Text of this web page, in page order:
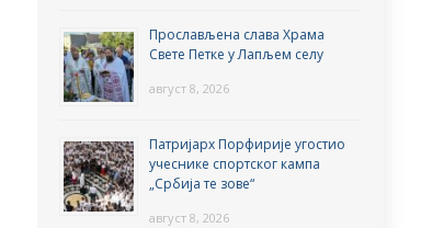
Прослављена слава Храма
Свете Петке у Лапљем селу
август 8, 2026
Патријарх Порфирије угостио
учеснике спортског кампа
„Србија те зове“
август 8, 2026